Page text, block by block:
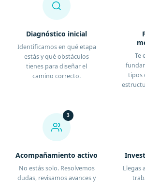
Diagnóstico inicial
Identificamos en qué etapa
estás y qué obstáculos
tienes para diseñar el
camino correcto.
Te
tipos
3
Acompañamiento activo
No estás solo. Resolvemos
dudas, revisamos avances y
Llegas